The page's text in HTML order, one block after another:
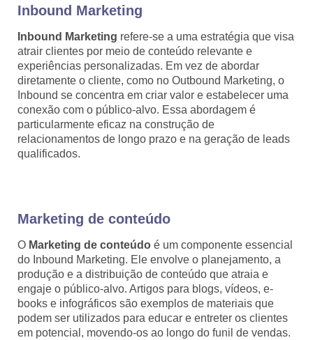
Inbound Marketing
Inbound Marketing refere-se a uma estratégia que visa
atrair clientes por meio de conteúdo relevante e
experiências personalizadas. Em vez de abordar
diretamente o cliente, como no Outbound Marketing, o
Inbound se concentra em criar valor e estabelecer uma
conexão com o público-alvo. Essa abordagem é
particularmente eficaz na construção de
relacionamentos de longo prazo e na geração de leads
qualificados.
Marketing de conteúdo
O Marketing de conteúdo é um componente essencial
do Inbound Marketing. Ele envolve o planejamento, a
produção e a distribuição de conteúdo que atraia e
engaje o público-alvo. Artigos para blogs, vídeos, e-
books e infográficos são exemplos de materiais que
podem ser utilizados para educar e entreter os clientes
em potencial, movendo-os ao longo do funil de vendas.